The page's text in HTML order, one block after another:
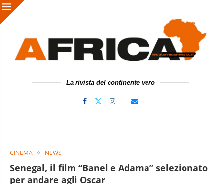
La rivista del continente vero
CINEMA NEWS
Senegal, il film “Banel e Adama” selezionato
per andare agli Oscar